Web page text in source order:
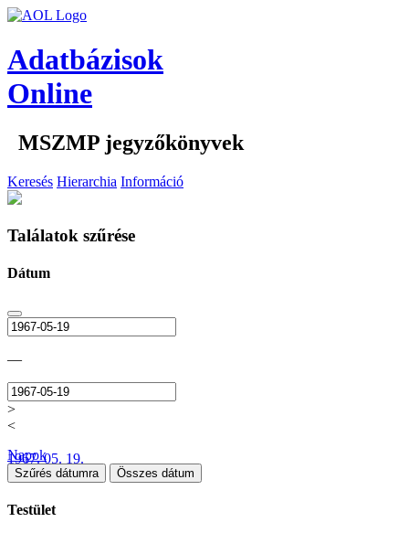
Adatbázisok
Online
MSZMP jegyzőkönyvek
Keresés Hierarchia Információ
Találatok szűrése
Dátum
—
>
<
1967. 05. 19.
Napok
Szűrés dátumra Összes dátum
Testület